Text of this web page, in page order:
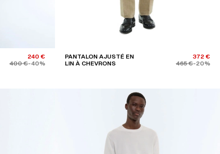
240 €
400 €-40%
PANTALON AJUSTÉ EN
LIN À CHEVRONS
372 €
465 €-20%